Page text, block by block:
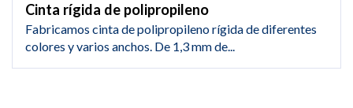
Cinta rígida de polipropileno
Fabricamos cinta de polipropileno rígida de diferentes
colores y varios anchos. De 1,3 mm de...